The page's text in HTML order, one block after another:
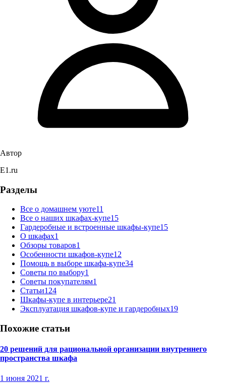
Автор
E1.ru
Разделы
Все о домашнем уюте11
Все о наших шкафах-купе15
Гардеробные и встроенные шкафы-купе15
О шкафах1
Обзоры товаров1
Особенности шкафов-купе12
Помощь в выборе шкафа-купе34
Советы по выбору1
Советы покупателям1
Статьи124
Шкафы-купе в интерьере21
Эксплуатация шкафов-купе и гардеробных19
Похожие статьи
20 решений для рациональной организации внутреннего
пространства шкафа
1 июня 2021 г.